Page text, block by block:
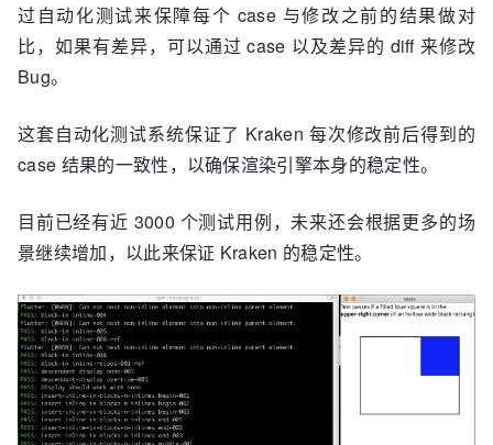
过自动化测试来保障每个 case 与修改之前的结果做对
比，如果有差异，可以通过 case 以及差异的 diff 来修改
Bug。
这套自动化测试系统保证了 Kraken 每次修改前后得到的
case 结果的一致性，以确保渲染引擎本身的稳定性。
目前已经有近 3000 个测试用例，未来还会根据更多的场
景继续增加，以此来保证 Kraken 的稳定性。